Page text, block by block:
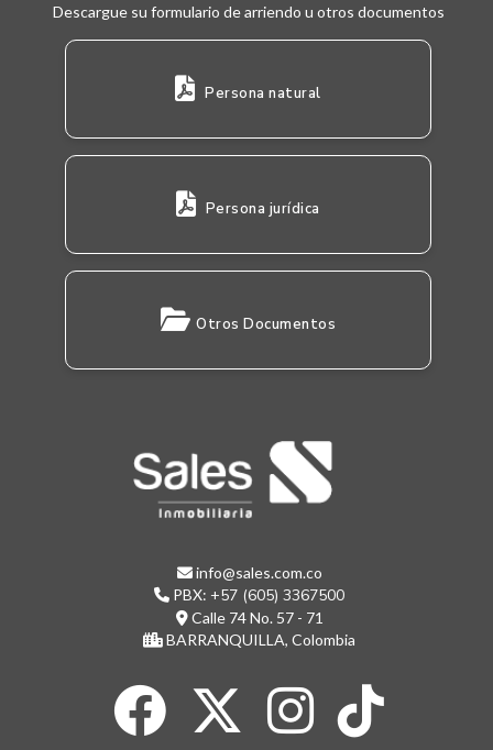
Descargue su formulario de arriendo u otros documentos
Persona natural
Persona jurídica
Otros Documentos
info@sales.com.co
PBX: +57 (605) 3367500
Calle 74 No. 57 - 71
BARRANQUILLA, Colombia